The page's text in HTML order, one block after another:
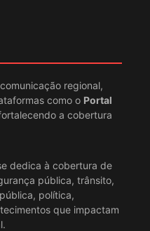
regional,
como o Portal
a cobertura
dedica à cobertura de
pública, trânsito,
política,
que impactam